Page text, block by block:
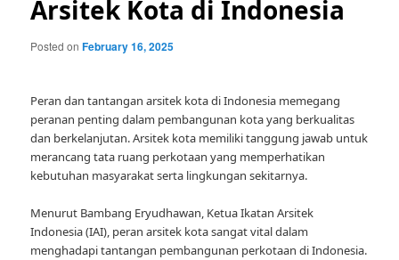
Arsitek Kota di Indonesia
Posted onFebruary 16, 2025
Peran dan tantangan arsitek kota di Indonesia memegang
peranan penting dalam pembangunan kota yang berkualitas
dan berkelanjutan. Arsitek kota memiliki tanggung jawab untuk
merancang tata ruang perkotaan yang memperhatikan
kebutuhan masyarakat serta lingkungan sekitarnya.
Menurut Bambang Eryudhawan, Ketua Ikatan Arsitek
Indonesia (IAI), peran arsitek kota sangat vital dalam
menghadapi tantangan pembangunan perkotaan di Indonesia.